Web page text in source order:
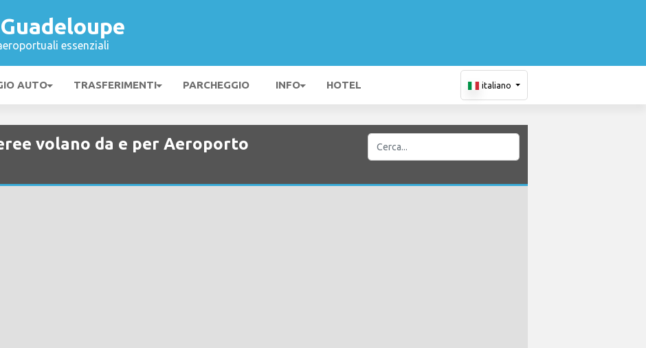
essenziali
AUTO TRASFERIMENTI PARCHEGGIO INFO HOTEL italiano
volano da e per Aeroporto